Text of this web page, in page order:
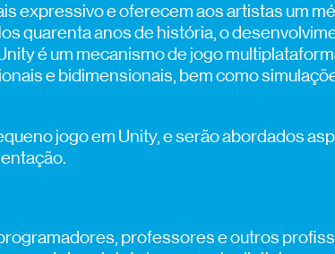
expressivo e oferecem aos artistas um
quarenta anos de história, o
é um mecanismo de jogo
e bidimensionais, bem como
jogo em Unity, e serão abordados
professores e outros